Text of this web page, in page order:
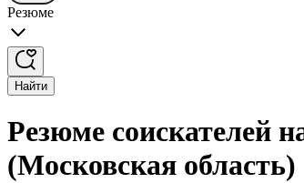
Резюме
Найти
Резюме соискателей
(Московская область)